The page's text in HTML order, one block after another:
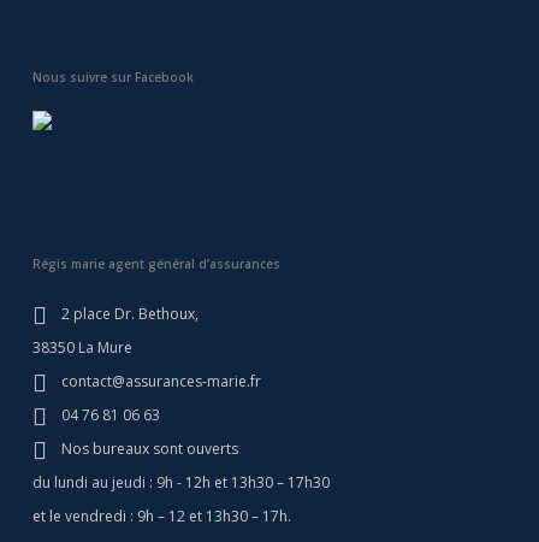
Nous suivre sur Facebook
Régis marie agent général d’assurances
2 place Dr. Bethoux,
38350 La Mure
contact@assurances-marie.fr
04 76 81 06 63
Nos bureaux sont ouverts
du lundi au jeudi : 9h - 12h et 13h30 – 17h30
et le vendredi : 9h – 12 et 13h30 – 17h.